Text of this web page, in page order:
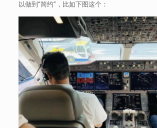
以做到“简约”，比如下图这个：